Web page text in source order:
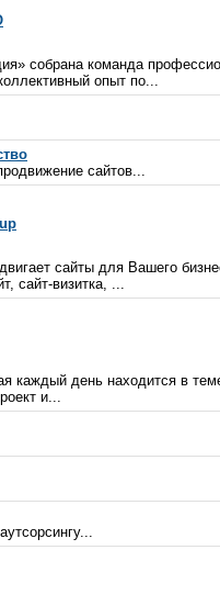
собрана команда
опыт по...
сайтов...
сайты для Вашего
сайт-визитка, ...
каждый день находится в
и...